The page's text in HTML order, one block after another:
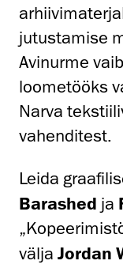
jutustamise
Avinurme
loometööks
Narva
vahenditest.
Leida
Barashed ja
välja Jordan